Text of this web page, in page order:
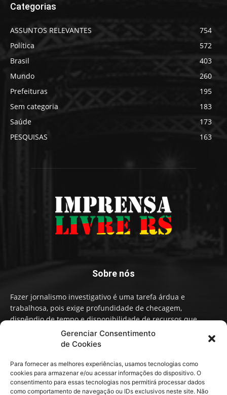
Gerenciar Consentimento
de Cookies
Para fornecer as melhores experiências, usamos tecnologias como
cookies para armazenar e/ou acessar informações do dispositivo. O
consentimento para essas tecnologias nos permitirá processar dados
como comportamento de navegação ou IDs exclusivos neste site. Não
Categorias
ASSUNTOS RELEVANTES
754
Política
572
Brasil
403
Mundo
260
Prefeituras
195
Sem categoria
183
Saúde
173
PESQUISAS
163
Sobre nós
Fazer jornalismo investigativo é uma tarefa árdua e
trabalhosa, pois exige profundidade de checagem,
dispêndio de tempo e disponibilidade de recursos que
influenciam na qualidade de informação e conteúdo. A
Imprensa Livre RS faz um Jornalismo independente,
Contato:contato@imprensalivrers.com.br